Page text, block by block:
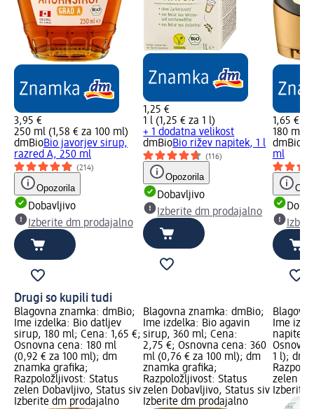
3,95 €
250 ml (1,58 € za 100 ml)
dmBioBio javorjev sirup,
razred A, 250 ml
(214)
Opozorila
Dobavljivo
Izberite dm prodajalno
1,25 €
1 l (1,25 € za 1 l)
+ 1 dodatna velikost
dmBioBio rižev napitek, 1 l
(116)
Opozorila
Dobavljivo
Izberite dm prodajalno
1,65 €
180 ml
dmBio
ml
Drugi so kupili tudi
Blagovna znamka: dmBio;
Ime izdelka: Bio datljev
sirup, 180 ml; Cena: 1,65 €;
Osnovna cena: 180 ml
(0,92 € za 100 ml); dm
znamka grafika;
Razpoložljivost: Status
zelen Dobavljivo, Status siv
Izberite dm prodajalno
Blagovna znamka: dmBio;
Ime izdelka: Bio agavin
sirup, 360 ml; Cena:
2,75 €; Osnovna cena: 360
ml (0,76 € za 100 ml); dm
znamka grafika;
Razpoložljivost: Status
zelen Dobavljivo, Status siv
Izberite dm prodajalno
Ime
napitek,
1 l); dm
zelen
Izberite